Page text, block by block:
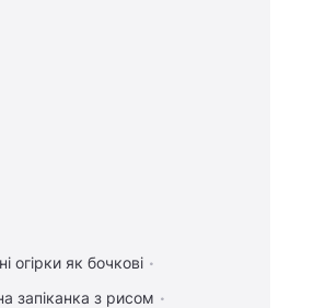
огірки як бочкові
запіканка з рисом